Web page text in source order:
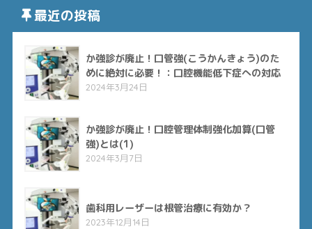
最近の投稿
か強診が廃止！口管強(こうかんきょう)のた
めに絶対に必要！：口腔機能低下症への対応
2024年3月24日
か強診が廃止！口腔管理体制強化加算(口管
強)とは(1)
2024年3月7日
歯科用レーザーは根管治療に有効か？
2023年12月14日